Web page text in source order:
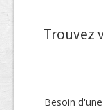
Trouvez
Besoin